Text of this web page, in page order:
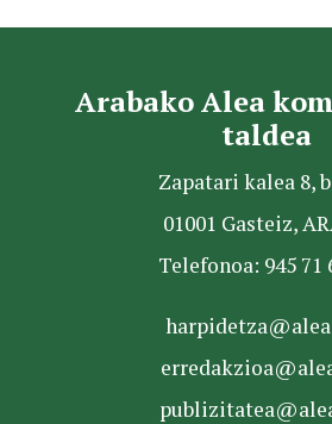
Arabako Alea
taldea
Zapatari kalea 8,
01001 Gasteiz,
Telefonoa: 945 71